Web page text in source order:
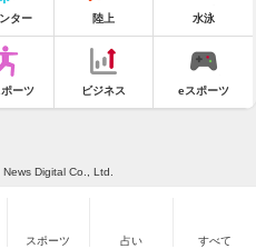
ター 陸上 水泳
ポーツ ビジネス eスポーツ
Digital Co., Ltd.
スポーツ 占い すべて